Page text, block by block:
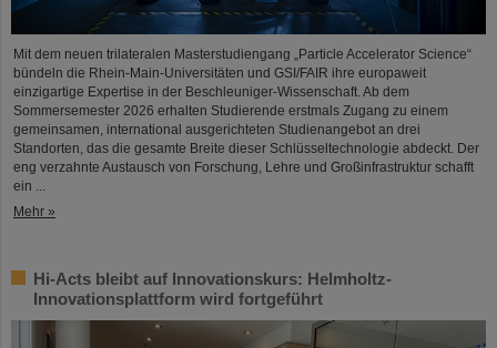
Mit dem neuen trilateralen Masterstudiengang „Particle Accelerator Science“
bündeln die Rhein-Main-Universitäten und GSI/FAIR ihre europaweit
einzigartige Expertise in der Beschleuniger-Wissenschaft. Ab dem
Sommersemester 2026 erhalten Studierende erstmals Zugang zu einem
gemeinsamen, international ausgerichteten Studienangebot an drei
Standorten, das die gesamte Breite dieser Schlüsseltechnologie abdeckt. Der
eng verzahnte Austausch von Forschung, Lehre und Großinfrastruktur schafft
ein ...
Mehr »
Hi-Acts bleibt auf Innovationskurs: Helmholtz-
Innovationsplattform wird fortgeführt